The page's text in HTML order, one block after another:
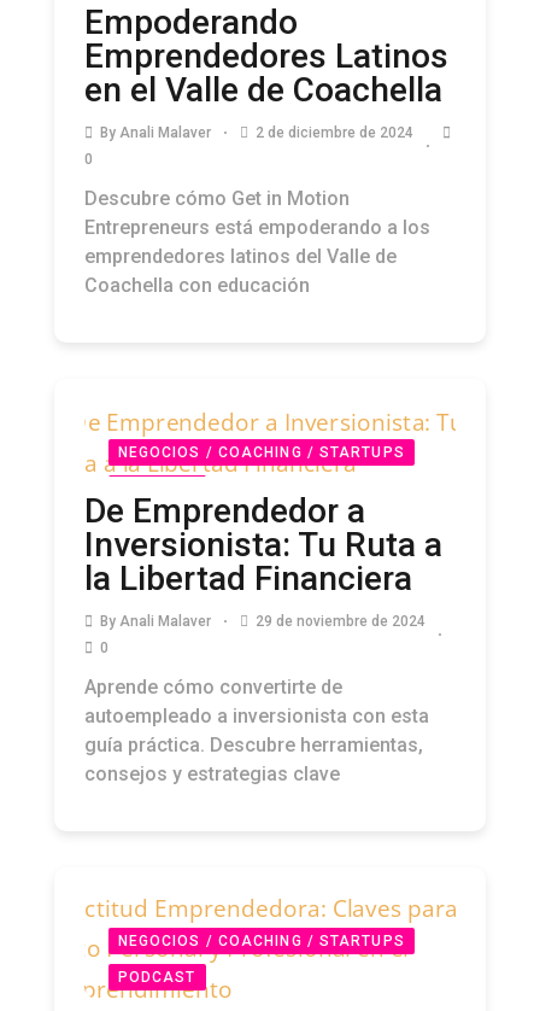
COMUNIDAD PODCAST
Empoderando
Emprendedores Latinos
en el Valle de Coachella
By Anali Malaver
2 de diciembre de 2024
0
Descubre cómo Get in Motion
Entrepreneurs está empoderando a los
emprendedores latinos del Valle de
Coachella con educación
NEGOCIOS / COACHING / STARTUPS
De Emprendedor a
Inversionista: Tu Ruta a
la Libertad Financiera
By Anali Malaver
29 de noviembre de 2024
0
Aprende cómo convertirte de
autoempleado a inversionista con esta
guía práctica. Descubre herramientas,
consejos y estrategias clave
NEGOCIOS / COACHING / STARTUPS
PODCAST